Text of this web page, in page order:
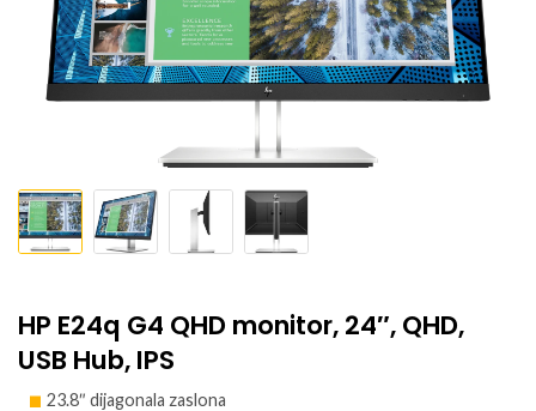
HP E24q G4 QHD monitor, 24″, QHD,
USB Hub, IPS
23.8″ dijagonala zaslona